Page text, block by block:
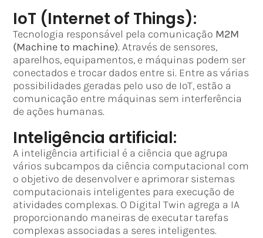
IoT (Internet of Things):
Tecnologia responsável pela comunicação M2M
(Machine to machine). Através de sensores,
aparelhos, equipamentos, e máquinas podem ser
conectados e trocar dados entre si. Entre as várias
possibilidades geradas pelo uso de IoT, estão a
comunicação entre máquinas sem interferência
de ações humanas.
Inteligência artificial:
A inteligência artificial é a ciência que agrupa
vários subcampos da ciência computacional com
o objetivo de desenvolver e aprimorar sistemas
computacionais inteligentes para execução de
atividades complexas. O Digital Twin agrega a IA
proporcionando maneiras de executar tarefas
complexas associadas a seres inteligentes.